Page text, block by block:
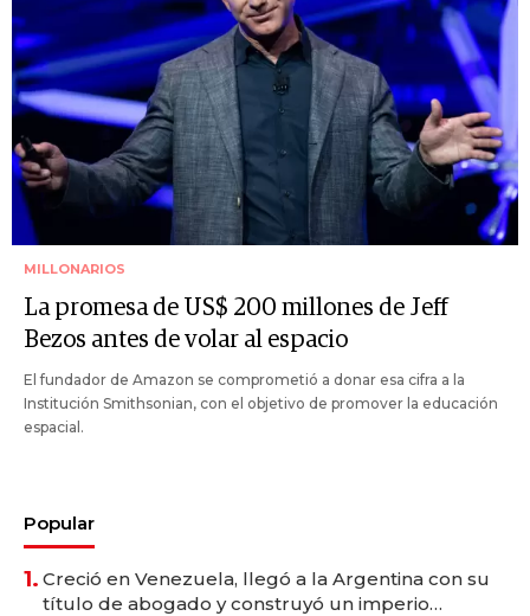
MILLONARIOS
La promesa de US$ 200 millones de Jeff
Bezos antes de volar al espacio
El fundador de Amazon se comprometió a donar esa cifra a la
Institución Smithsonian, con el objetivo de promover la educación
espacial.
Popular
1. Creció en Venezuela, llegó a la Argentina con su
título de abogado y construyó un imperio